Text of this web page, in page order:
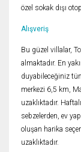
özel sokak dışı
Alışveriş
Bu güzel villalar,
almaktadır. En
duyabileceğiniz
merkezi 6,5 km,
uzaklıktadır.
sebzelerden, ev
oluşan harika
uzaklıktadır.